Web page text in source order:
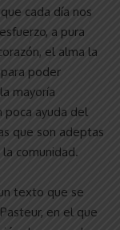
cada día nos
a pura
el alma la
poder
mayoría
poca ayuda del
que son adeptas
comunidad.
texto que se
en el que